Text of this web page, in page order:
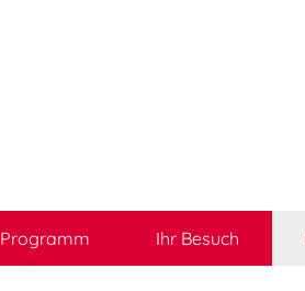
Programm Ihr Besuch